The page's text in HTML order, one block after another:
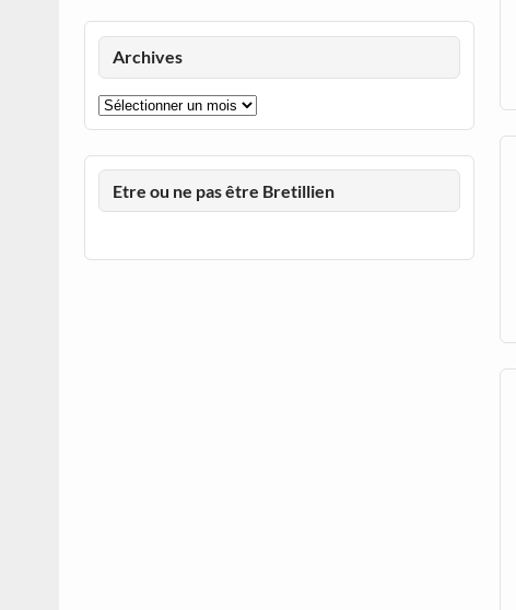
Archives
Archives
Etre ou ne pas être Bretillien